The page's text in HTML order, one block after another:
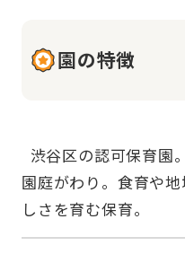
園の特徴
園庭がわり。食育や